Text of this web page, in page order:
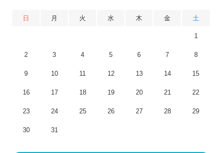
日 月 火 水 木 金 土
1
2 3 4 5 6 7 8
9 10 11 12 13 14 15
16 17 18 19 20 21 22
23 24 25 26 27 28 29
30 31